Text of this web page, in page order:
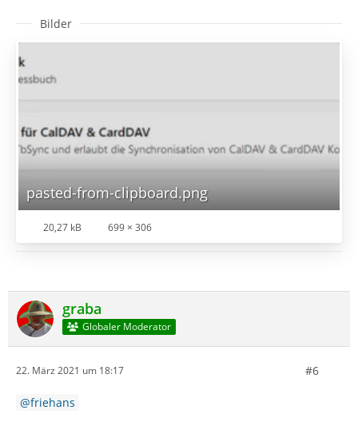
Bilder
pasted-from-clipboard.png
20,27 kB 699 × 306
graba
Globaler Moderator
22. März 2021 um 18:17 #6
friehans